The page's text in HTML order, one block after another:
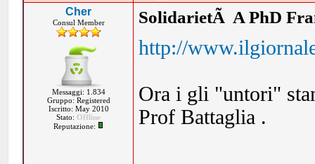
Cher
Consul Member
Messaggi: 1.834
Gruppo: Registered
Iscritto: May 2010
Stato: Offline
Reputazione:
SolidarietÃ A PhD
http://
Ora i gli "untori"
Prof Battaglia .